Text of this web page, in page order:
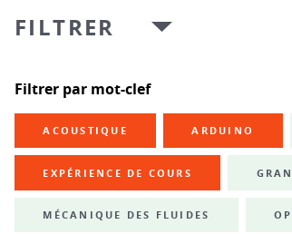
FILTRER
Filtrer par mot-clef
ACOUSTIQUE ARDUINO
EXPÉRIENCE DE COURS
MÉCANIQUE DES FLUIDES